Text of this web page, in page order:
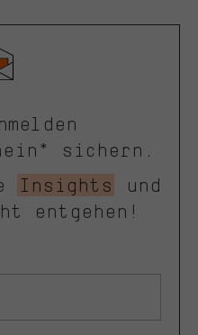
sichern.
Insights
und
entgehen!